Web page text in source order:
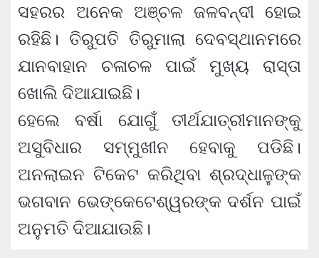
ସହରର ଅନେକ ଅଞ୍ଚଳ ଜଳବନ୍ଦୀ ହୋଇ
ରହିଛି। ତିରୁପତି ତିରୁମାଲା ଦେବସ୍ଥାନମରେ
ଯାନବାହାନ ଚଳାଚଳ ପାଇଁ ମୁଖ୍ୟ ରାସ୍ତା
ଖୋଲି ଦିଆଯାଇଛି।
ହେଲେ ବର୍ଷା ଯୋଗୁଁ ତୀର୍ଥଯାତ୍ରୀମାନଙ୍କୁ
ଅସୁବିଧାର ସମ୍ମୁଖୀନ ହେବାକୁ ପଡିଛି।
ଅନଲାଇନ ଟିକେଟ କରିଥିବା ଶ୍ରଦ୍ଧାଳୁଙ୍କ
ଭଗବାନ ଭେଙ୍କେଟେଶ୍ୱରଙ୍କ ଦର୍ଶନ ପାଇଁ
ଅନୁମତି ଦିଆଯାଉଛି।